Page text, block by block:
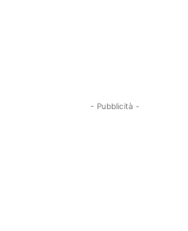
- Pubblicità -